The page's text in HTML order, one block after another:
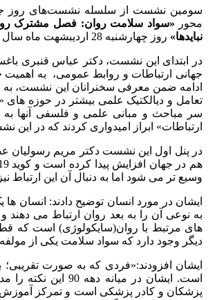
سومین نشست از سلسله نشست‌های روز
محور «سواد سلامت روان: فصل مشترک
نبایدها» روز چهارشنبه 28 اردیبشهت ماه سال جارى به صورت مجازی برگزار شد.
در ابتدای این نشست، دکتر عباس قنبری
جهانی ارتباطات و روابط عمومی، به
ادامه ضمن معرفی سخنرانان این نشست،
تعامل و دیالکتیک علمی بیشتر در حوزه
سر مباحث و مبانی علمی و فلسفی آنها
ارتباطات» ابراز امیدواری کردند که در
در پنل اول این نشست دکتر مریم رسولیان
وسیع تر می شود اما به دنبال آن این ارتباط
ایشان در مورد انسان توضیح دادند: انسان
به نوعی آن را به بعد روان ارتباط می دهند و
های مرتبط با روان(سایکولوژی) است که
دیگر وجود دارد که سواد سلامت یکی از مولفه
ایشان افزودند:«فردی که به صورت
است. ایشان در
پزشکان و کادر پزشکی است و تمرکز آموزش و